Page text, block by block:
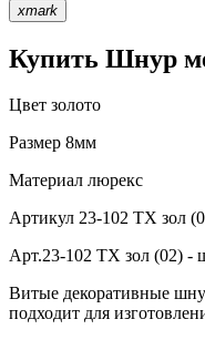
xmark
Купить Шнур
Цвет золото
Размер 8мм
Материал люрекс
Артикул 23-102 TX зол
Арт.23-102 TX зол (02) -
Витые декоративные
подходит для